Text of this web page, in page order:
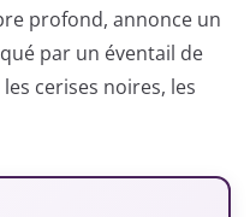
profond, annonce un
par un éventail de
cerises noires, les